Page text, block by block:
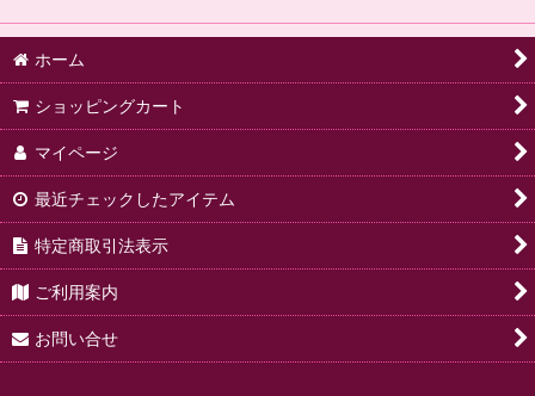
ホーム
ショッピングカート
マイページ
最近チェックしたアイテム
特定商取引法表示
ご利用案内
お問い合せ